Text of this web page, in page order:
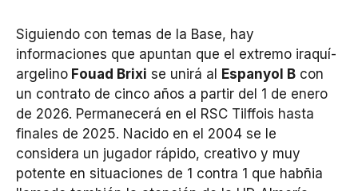
Siguiendo con temas de la Base, hay
informaciones que apuntan que el extremo iraquí-
argelino Fouad Brixi se unirá al Espanyol B con
un contrato de cinco años a partir del 1 de enero
de 2026. Permanecerá en el RSC Tilffois hasta
finales de 2025. Nacido en el 2004 se le
considera un jugador rápido, creativo y muy
potente en situaciones de 1 contra 1 que habñia